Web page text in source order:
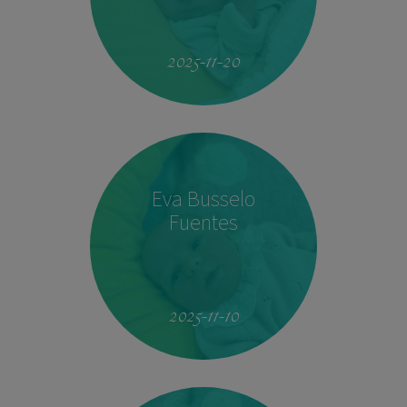
2025-11-20
Eva Busselo
Fuentes
2025-11-10